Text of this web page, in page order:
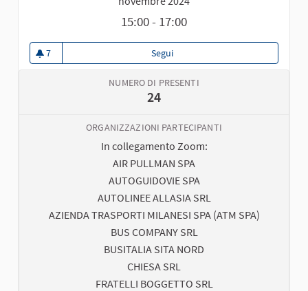
15:00 - 17:00
7
7 sostenitori
Segui
NUMERO DI PRESENTI
24
ORGANIZZAZIONI PARTECIPANTI
In collegamento Zoom:
AIR PULLMAN SPA
AUTOGUIDOVIE SPA
AUTOLINEE ALLASIA SRL
AZIENDA TRASPORTI MILANESI SPA (ATM SPA)
BUS COMPANY SRL
BUSITALIA SITA NORD
CHIESA SRL
FRATELLI BOGGETTO SRL